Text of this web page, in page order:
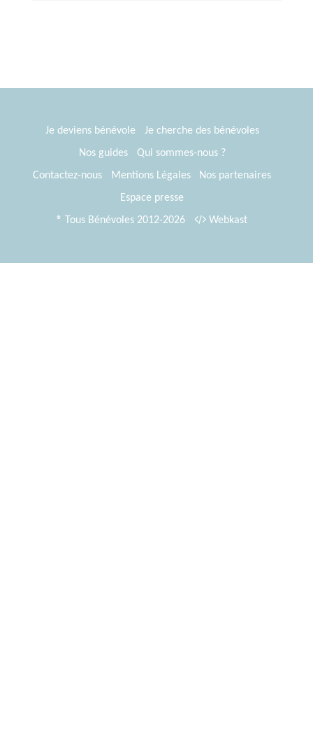
Je deviens bénévole
Je cherche des bénévoles
Nos guides
Qui sommes-nous ?
Contactez-nous
Mentions Légales
Nos partenaires
Espace presse
® Tous Bénévoles 2012-2026
Webkast